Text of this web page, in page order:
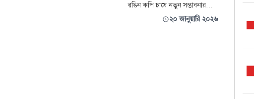
রঙিন কপি চাষে নতুন সম্ভাবনার
দুয়ার খুলে দিয়েছেন কৃষক সেলিম
শেখ। ব্যতিক্রমী চিন্তা, আধুনিক কৃষি
২০ জানুয়ারি ২০২৬